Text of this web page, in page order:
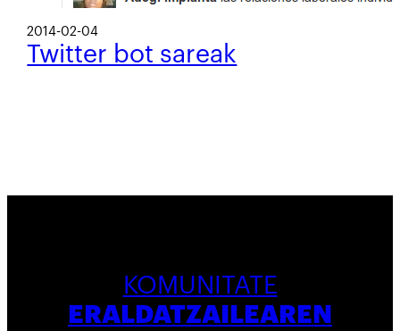
2014-02-04
Twitter bot sareak
KOMUNITATE
ERALDATZAILEAREN